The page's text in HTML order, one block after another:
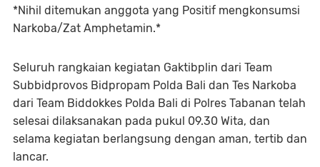
*Nihil ditemukan anggota yang Positif mengkonsumsi
Narkoba/Zat Amphetamin.*
Seluruh rangkaian kegiatan Gaktibplin dari Team
Subbidprovos Bidpropam Polda Bali dan Tes Narkoba
dari Team Biddokkes Polda Bali di Polres Tabanan telah
selesai dilaksanakan pada pukul 09.30 Wita, dan
selama kegiatan berlangsung dengan aman, tertib dan
lancar.